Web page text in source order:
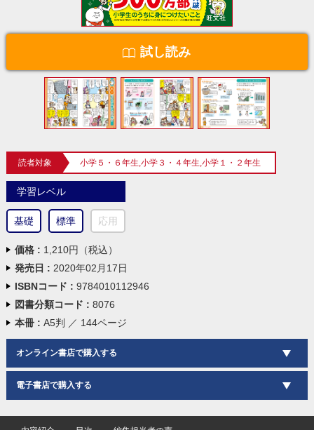
試し読み
読者対象 小学５・６年生,小学３・４年生,小学１・２年生
学習レベル
基礎 標準 応用
価格 : 1,210円（税込）
発売日 : 2020年02月17日
ISBNコード : 9784010112946
図書分類コード : 8076
本冊 : A5判 ／ 144ページ
オンライン書店で購入する
電子書店で購入する